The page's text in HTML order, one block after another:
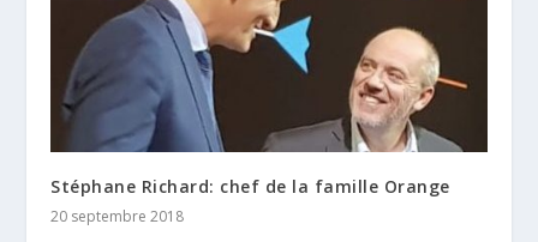
Stéphane Richard: chef de la famille Orange
20 septembre 2018